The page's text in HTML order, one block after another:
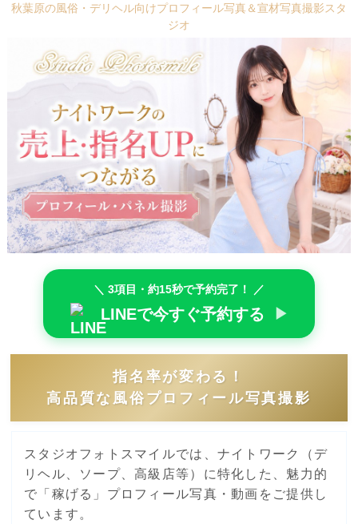
秋葉原の風俗・デリヘル向けプロフィール写真＆宣材写真撮影スタ
ジオ
＼ 3項目・約15秒で予約完了！ ／
LINEで今すぐ予約する ▶
指名率が変わる！
高品質な風俗プロフィール写真撮影
スタジオフォトスマイルでは、ナイトワーク（デ
リヘル、ソープ、高級店等）に特化した、魅力的
で「稼げる」プロフィール写真・動画をご提供し
ています。